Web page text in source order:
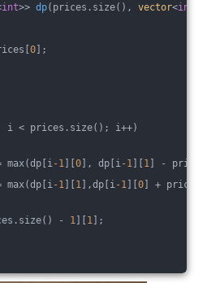
int>> dp(prices.size(), vector<int
0 ];
i < prices.size(); i++)
max(dp[i-1 0 ], dp[i-1 1 ] -
max(dp[i-1 1 ],dp[i-1 0 ] +
- 1 1 ];